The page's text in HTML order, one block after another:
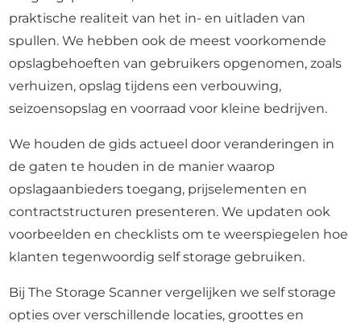
praktische realiteit van het in- en uitladen van
spullen. We hebben ook de meest voorkomende
opslagbehoeften van gebruikers opgenomen, zoals
verhuizen, opslag tijdens een verbouwing,
seizoensopslag en voorraad voor kleine bedrijven.
We houden de gids actueel door veranderingen in
de gaten te houden in de manier waarop
opslagaanbieders toegang, prijselementen en
contractstructuren presenteren. We updaten ook
voorbeelden en checklists om te weerspiegelen hoe
klanten tegenwoordig self storage gebruiken.
Bij The Storage Scanner vergelijken we self storage
opties over verschillende locaties, groottes en